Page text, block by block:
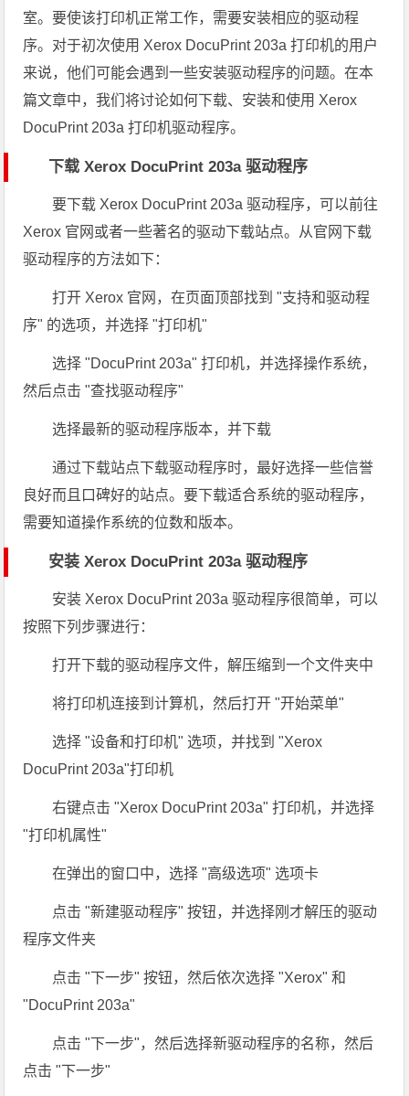
室。要使该打印机正常工作，需要安装相应的驱动程
序。对于初次使用 Xerox DocuPrint 203a 打印机的用户
来说，他们可能会遇到一些安装驱动程序的问题。在本
篇文章中，我们将讨论如何下载、安装和使用 Xerox
DocuPrint 203a 打印机驱动程序。
下载 Xerox DocuPrint 203a 驱动程序
要下载 Xerox DocuPrint 203a 驱动程序，可以前往
Xerox 官网或者一些著名的驱动下载站点。从官网下载
驱动程序的方法如下：
打开 Xerox 官网，在页面顶部找到 "支持和驱动程
序" 的选项，并选择 "打印机"
选择 "DocuPrint 203a" 打印机，并选择操作系统，
然后点击 "查找驱动程序"
选择最新的驱动程序版本，并下载
通过下载站点下载驱动程序时，最好选择一些信誉
良好而且口碑好的站点。要下载适合系统的驱动程序，
需要知道操作系统的位数和版本。
安装 Xerox DocuPrint 203a 驱动程序
安装 Xerox DocuPrint 203a 驱动程序很简单，可以
按照下列步骤进行：
打开下载的驱动程序文件，解压缩到一个文件夹中
将打印机连接到计算机，然后打开 "开始菜单"
选择 "设备和打印机" 选项，并找到 "Xerox
DocuPrint 203a"打印机
右键点击 "Xerox DocuPrint 203a" 打印机，并选择
"打印机属性"
在弹出的窗口中，选择 "高级选项" 选项卡
点击 "新建驱动程序" 按钮，并选择刚才解压的驱动
程序文件夹
点击 "下一步" 按钮，然后依次选择 "Xerox" 和
"DocuPrint 203a"
点击 "下一步"，然后选择新驱动程序的名称，然后
点击 "下一步"